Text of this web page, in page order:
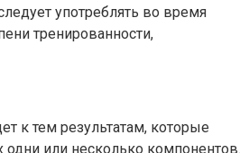
употреблять во время
тренированности,
к тем результатам, которые
одни или несколько компонентов.